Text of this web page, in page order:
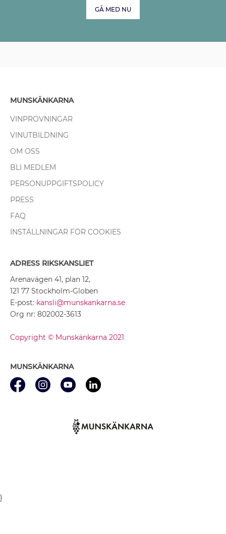
GÅ MED NU
MUNSKÄNKARNA
VINPROVNINGAR
VINUTBILDNING
OM OSS
BLI MEDLEM
PERSONUPPGIFTSPOLICY
PRESS
FAQ
INSTÄLLNINGAR FÖR COOKIES
ADRESS RIKSKANSLIET
Arenavägen 41, plan 12,
121 77 Stockholm-Globen
E-post: kansli@munskankarna.se
Org nr: 802002-3613
Copyright © Munskänkarna 2021
MUNSKÄNKARNA
}